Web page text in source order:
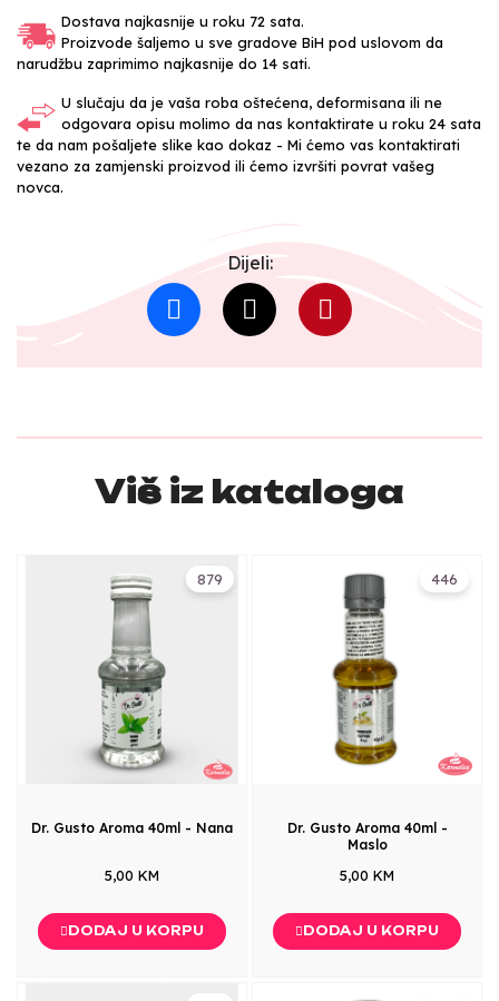
Dostava najkasnije u roku 72 sata.
Proizvode šaljemo u sve gradove BiH pod uslovom da
narudžbu zaprimimo najkasnije do 14 sati.
U slučaju da je vaša roba oštećena, deformisana ili ne
odgovara opisu molimo da nas kontaktirate u roku 24 sata
te da nam pošaljete slike kao dokaz - Mi ćemo vas kontaktirati
vezano za zamjenski proizvod ili ćemo izvršiti povrat vašeg
novca.
Dijeli:
Više iz kataloga
879
Dr. Gusto Aroma 40ml - Nana
5,00 KM
DODAJ U KORPU
446
Dr. Gusto Aroma 40ml -
Maslo
5,00 KM
DODAJ U KORPU